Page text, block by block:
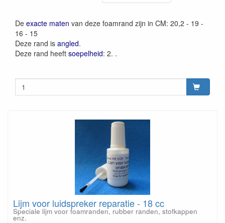
De exacte maten van deze foamrand zijn in CM: 20,2 - 19 -
16 - 15
Deze rand is angled.
Deze rand heeft soepelheid: 2. .
Lijm voor luidspreker reparatie - 18 cc
Speciale lijm voor foamranden, rubber randen, stofkappen
enz.